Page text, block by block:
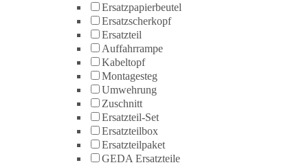
Ersatzpapierbeutel
Ersatzscherkopf
Ersatzteil
Auffahrrampe
Kabeltopf
Montagesteg
Umwehrung
Zuschnitt
Ersatzteil-Set
Ersatzteilbox
Ersatzteilpaket
GEDA Ersatzteile